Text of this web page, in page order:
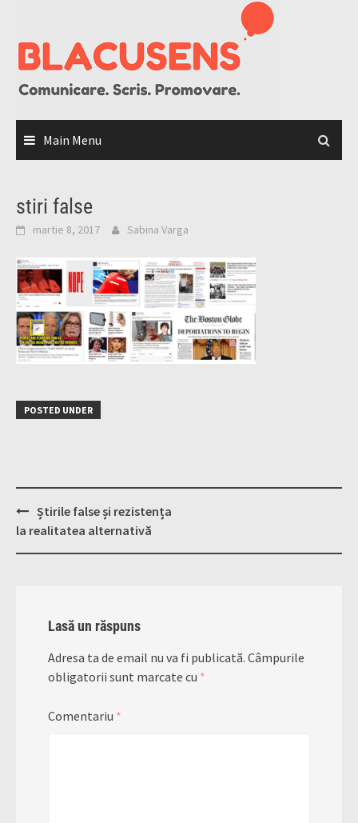
content
Main Menu
stiri false
martie 8, 2017 Sabina Varga
POSTED UNDER
Post
navigation
Știrile false și rezistența
la realitatea alternativă
Lasă un răspuns
Adresa ta de email nu va fi publicată. Câmpurile
obligatorii sunt marcate cu *
Comentariu *